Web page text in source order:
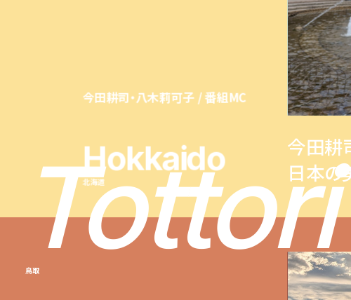
Tottori
鳥取
今田耕司・八木莉可子 / 番組MC
Hokkaido
北海道
今田耕
日本の